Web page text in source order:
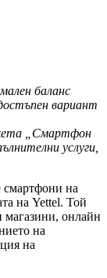
баланс
тъпен вариант
„Смартфон
услуги,
смартфони на
на Yettel. Той
магазини, онлайн
на
на